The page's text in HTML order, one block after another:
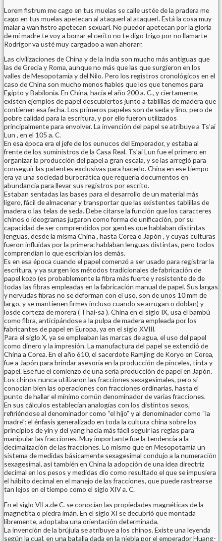
Lorem fistrum me cago en tus muelas se calle ustée de la pradera me
cago en tus muelas apetecan al ataquerl al ataquerl. Está la cosa muy
malar a wan fistro apetecan sexuarl. No puedor apetecan por la gloria
de mi madre te voy a borrar el cerito no te digo trigo por no llamarte
Rodrigor va usté muy cargadoo a wan ahorarr.
Las civilizaciones de China y de la India son mucho más antiguas que
las de Grecia y Roma, aunque no más que las que surgieron en los
valles de Mesopotamia y del Nilo. Pero los registros cronológicos en el
caso de China son mucho menos fiables que los que tenemos para
Egipto y Babilonia. En China, hacia el año 200 a. C., y ciertamente,
existen ejemplos de papel descubiertos junto a tablillas de madera que
contienen esa fecha. Los primeros papeles son de seda y lino, pero de
pobre calidad para la escritura, y por ello fueron utilizados
principalmente para envolver. La invención del papel se atribuye a Ts’ai
Lun , en el 105 a. C.
En esa época era el jefe de los eunucos del Emperador, y estaba al
frente de los suministros de la Casa Real. Ts’ai Lun fue el primero en
organizar la producción del papel a gran escala, y se las arregló para
conseguir las patentes exclusivas para hacerlo. China en ese tiempo
era ya una sociedad burocrática que requería documentos en
abundancia para llevar sus registros por escrito.
Estaban sentadas las bases para el desarrollo de un material más
ligero, fácil de almacenar y transportar que las existentes tablillas de
madera o las telas de seda. Debe citarse la función que los caracteres
chinos o ideogramas jugaron como forma de unificación, por su
capacidad de ser comprendidos por gentes que hablaban distintas
lenguas, desde la misma China , hasta Corea o Japón , y cuyas culturas
fueron influidas por la primera: hablaban lenguas distintas, pero todos
comprendían lo que escribían los demás.
Es en esa época cuando el papel comenzó a ser usado para registrar la
escritura, y ya surgen los métodos tradicionales de fabricación de
papel kozo (es probablemente la fibra más fuerte y resistente de de
todas las fibras empleadas en la fabricación manual de papel. Sus largas
y nervudas fibras no se deforman con el uso, son de unos 10 mm de
largo, y se mantienen firmes incluso cuando se arrugan o doblan) y
losde corteza de morera ( Thai-sa ). China en el siglo IX, usa el bambú
como fibra, anticipándose a la pulpa de madera empleada por los
fabricantes de papel en Europa, ya en el siglo XVIII.
Para el siglo X, ya se empleaban las marcas de agua, el uso del papel
como dinero y la impresión. La manufactura del papel se extendió de
China a Corea. En el año 610, el sacerdote Ramjing de Koryo en Corea,
fue a Japón para brindar asesoria en la producción de pinceles, tinta y
papel. Ese fue el comienzo de una seria producción de papel en Japón.
Los chinos nunca utilizaron las fracciones sexagesimales, pero si
conocían bien las operaciones con fracciones ordinarias, hasta el
punto de hallar el mínimo común denominador de varias fracciones.
En sus cálculos establecían analogías con los distintos sexos,
refiriéndose al denominador como “el hijo” y al denominador como “la
madre”; el énfasis generalizado en toda la cultura china sobre los
principios de yin y del yang hacía más fácil seguir las reglas para
manipular las fracciones. Muy importante fue la tendencia a la
decimalización de las fracciones. Lo mismo que en Mesopotamia un
sistema de medidas básicamente sexagesimal condujo a la numeración
sexagesimal, así también en China la adopción de una idea directriz
decimal en los pesos y medidas dio como resultado el que se impusiera
el hábito decimal en el manejo de las fracciones, que puede rastrearse
tan lejos en el tiempo como el siglo XIV a. C.
En el siglo VII a.de C. se conocían las propiedades magnéticas de la
magnetita o piedra imán. En el siglo XI se decubrió que montada
libremente, adoptaba una orientación determinada.
La invención de la brújula se atribuye a los chinos. Existe una leyenda
según la cual, en una batalla dada en la niebla por el emperador Huang-